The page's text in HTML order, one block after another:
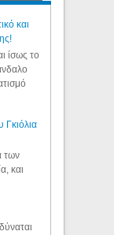
και
ίσως το
Γκιόλια
των
και